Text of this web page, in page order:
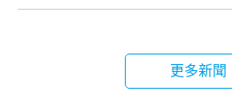
更多新聞